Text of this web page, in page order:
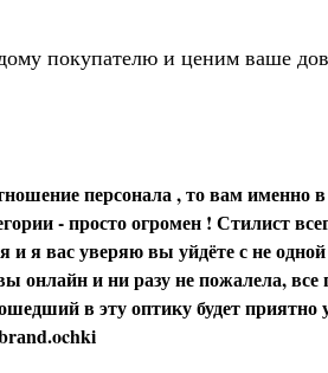
покупателю и ценим ваше
персонала , то вам именно
- просто огромен ! Стилист
и я вас уверяю вы уйдёте с не
онлайн и ни разу не пожалела,
в эту оптику будет